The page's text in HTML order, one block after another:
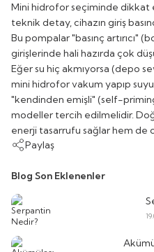
Mini hidrofor seçiminde
teknik detay, cihazın giriş
Bu pompalar "basınç artırıcı"
girişlerinde hali hazırda çok
Eğer su hiç akmıyorsa (depo
mini hidrofor vakum yapıp
"kendinden emişli" (self-
modeller tercih edilmelidir.
enerji tasarrufu sağlar hem de
Paylaş
Blog Son Eklenenler